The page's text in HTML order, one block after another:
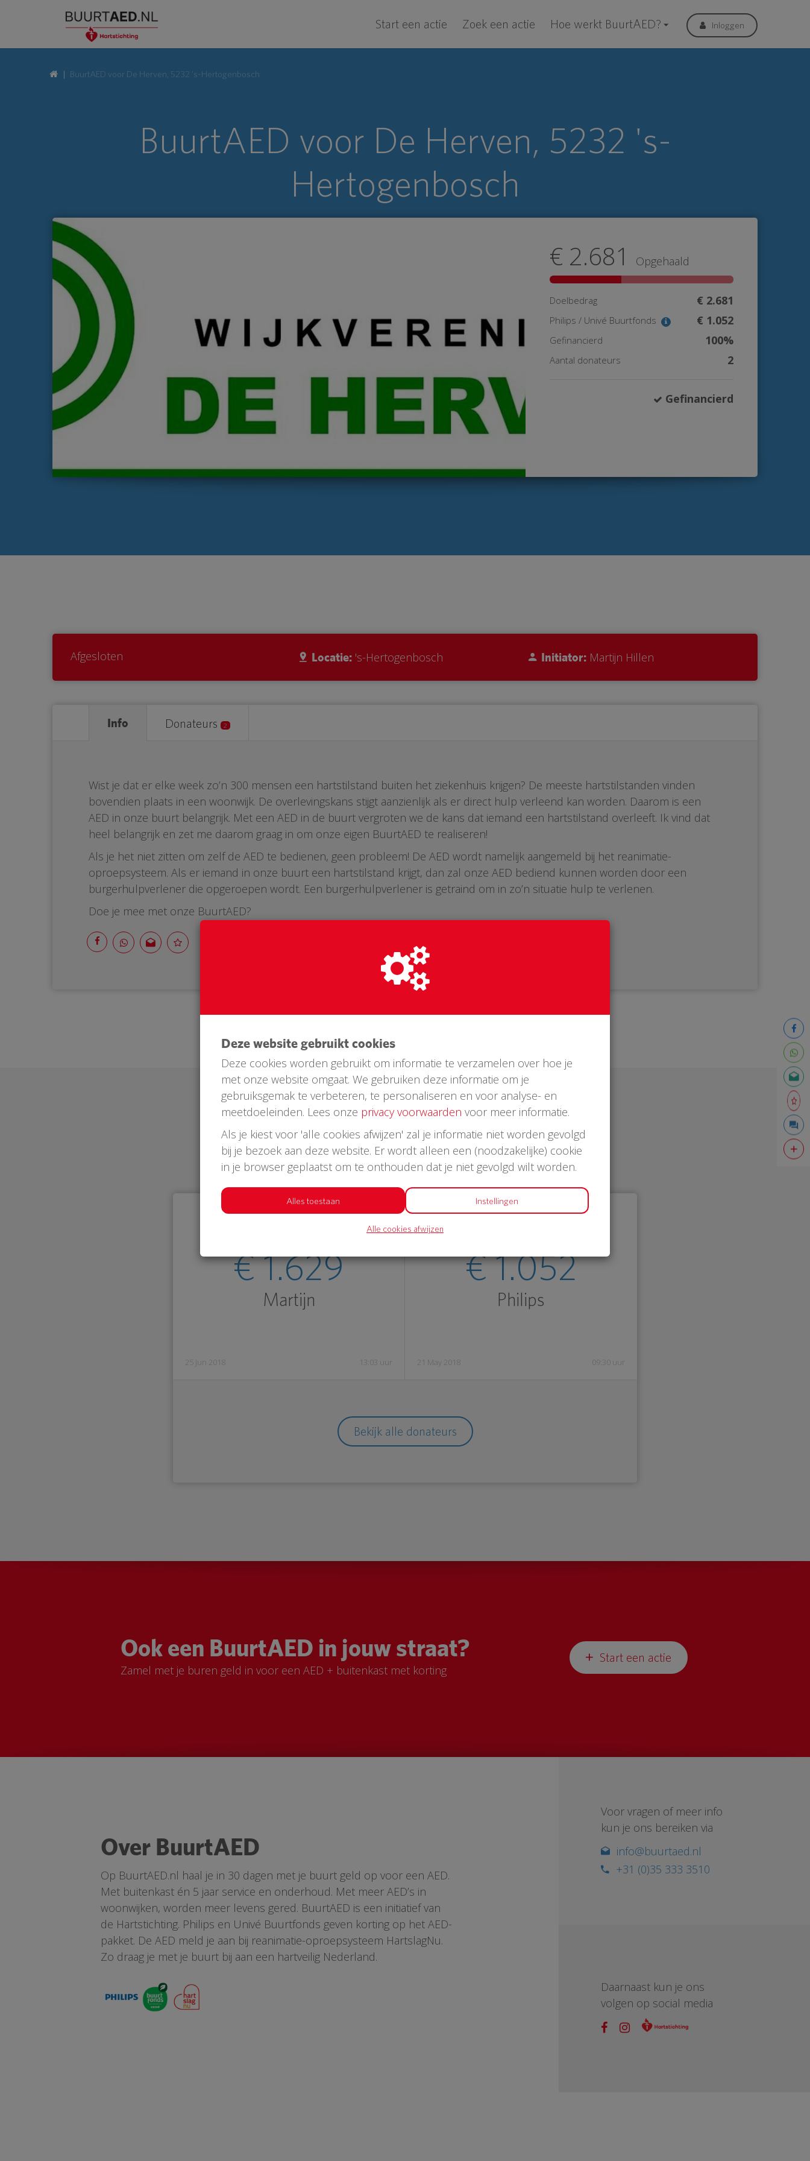
Start een actie Zoek een actie Hoe werkt BuurtAED? Inloggen
BuurtAED voor De Herven, 5232 's-Hertogenbosch
BuurtAED voor De Herven, 5232 's-
Hertogenbosch
€ 2.681 Opgehaald
Doelbedrag € 2.681
Philips / Univé Buurtfonds € 1.052
Gefinancierd 100%
Aantal donateurs 2
Gefinancierd
Afgesloten Locatie: 's-Hertogenbosch Initiator: Martijn Hillen
Info Donateurs 2
Wist je dat er elke week zo’n 300 mensen een hartstilstand buiten het ziekenhuis krijgen? De meeste hartstilstanden vinden
bovendien plaats in een woonwijk. De overlevingskans stijgt aanzienlijk als er direct hulp verleend kan worden. Daarom is een
AED in onze buurt belangrijk. Met een AED in de buurt vergroten we de kans dat iemand een hartstilstand overleeft. Ik vind dat
heel belangrijk en zet me daarom graag in om onze eigen BuurtAED te realiseren!
Als je het niet zitten om zelf de AED te bedienen, geen probleem! De AED wordt namelijk aangemeld bij het reanimatie-
oproepsysteem. Als er iemand in onze buurt een hartstilstand krijgt, dan zal onze AED bediend kunnen worden door een
burgerhulpverlener die opgeroepen wordt. Een burgerhulpverlener is getraind om in zo’n situatie hulp te verlenen.
Doe je mee met onze BuurtAED?
Laatste donaties
€ 1.629
Martijn
25 Jun 2018 13:03 uur
€ 1.052
Philips
21 May 2018 09:30 uur
Bekijk alle donateurs
Ook een BuurtAED in jouw straat?
Zamel met je buren geld in voor een AED + buitenkast met korting
Start een actie
Over BuurtAED
Op BuurtAED.nl haal je in 30 dagen met je buurt geld op voor een AED.
Met buitenkast én 5 jaar service en onderhoud. Met meer AED’s in
woonwijken, worden meer levens gered. BuurtAED is een initiatief van
de Hartstichting. Philips en Univé Buurtfonds geven korting op het AED-
pakket. De AED meld je aan bij reanimatie-oproepsysteem HartslagNu.
Zo draag je met je buurt bij aan een hartveilig Nederland.
Voor vragen of meer info
kun je ons bereiken via
info@buurtaed.nl
+31 (0)35 333 3510
Daarnaast kun je ons
volgen op social media
Deze website gebruikt cookies
Deze cookies worden gebruikt om informatie te verzamelen over hoe je
met onze website omgaat. We gebruiken deze informatie om je
gebruiksgemak te verbeteren, te personaliseren en voor analyse- en
meetdoeleinden. Lees onze privacy voorwaarden voor meer informatie.
Als je kiest voor 'alle cookies afwijzen' zal je informatie niet worden gevolgd
bij je bezoek aan deze website. Er wordt alleen een (noodzakelijke) cookie
in je browser geplaatst om te onthouden dat je niet gevolgd wilt worden.
Alles toestaan Instellingen
Alle cookies afwijzen